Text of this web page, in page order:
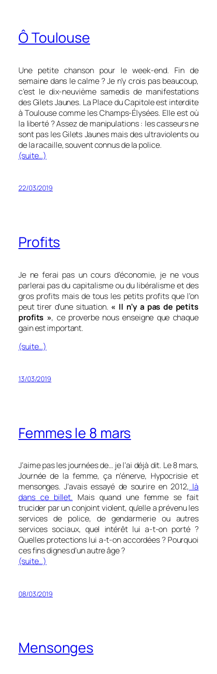
Ô Toulouse
Une petite chanson pour le week-end. Fin de
semaine dans le calme ? Je n’y crois pas beaucoup,
c’est le dix-neuvième samedis de manifestations
des Gilets Jaunes. La Place du Capitole est interdite
à Toulouse comme les Champs-Élysées. Elle est où
la liberté ? Assez de manipulations : les casseurs ne
sont pas les Gilets Jaunes mais des ultraviolents ou
de la racaille, souvent connus de la police.
(suite…)
22/03/2019
Profits
Je ne ferai pas un cours d’économie, je ne vous
parlerai pas du capitalisme ou du libéralisme et des
gros profits mais de tous les petits profits que l’on
peut tirer d’une situation. « Il n’y a pas de petits
profits », ce proverbe nous enseigne que chaque
gain est important.
(suite…)
13/03/2019
Femmes le 8 mars
J’aime pas les journées de… je l’ai déjà dit. Le 8 mars,
Journée de la femme, ça n’énerve, Hypocrisie et
mensonges. J’avais essayé de sourire en 2012, là
dans ce billet. Mais quand une femme se fait
trucider par un conjoint violent, qu’elle a prévenu les
services de police, de gendarmerie ou autres
services sociaux, quel intérêt lui a-t-on porté ?
Quelles protections lui a-t-on accordées ? Pourquoi
ces fins dignes d’un autre âge ?
(suite…)
08/03/2019
Mensonges